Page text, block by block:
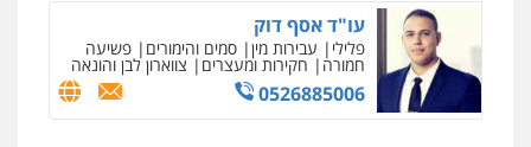
עו"ד אסף דוק
פלילי עבירות מין סמים והימורים פשיעה
חמורה חקירות ומעצרים צווארון לבן והונאה
0526885006